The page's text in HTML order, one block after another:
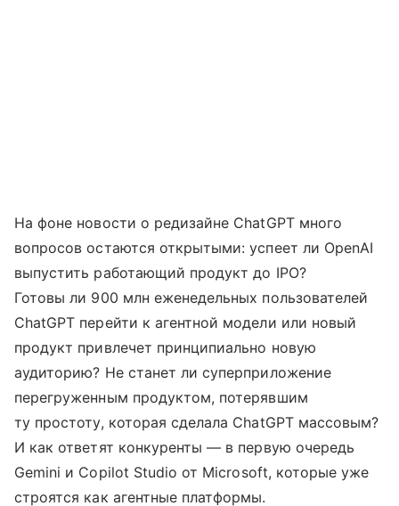
На фоне новости о редизайне ChatGPT много
вопросов остаются открытыми: успеет ли OpenAI
выпустить работающий продукт до IPO?
Готовы ли 900 млн еженедельных пользователей
ChatGPT перейти к агентной модели или новый
продукт привлечет принципиально новую
аудиторию? Не станет ли суперприложение
перегруженным продуктом, потерявшим
ту простоту, которая сделала ChatGPT массовым?
И как ответят конкуренты — в первую очередь
Gemini и Copilot Studio от Microsoft, которые уже
строятся как агентные платформы.